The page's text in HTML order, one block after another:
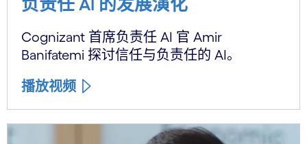
Cognizant 首席负责任 AI 官 Amir
Banifatemi 探讨信任与负责任的 AI。
播放视频